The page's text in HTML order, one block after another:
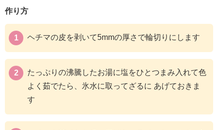
作り方
ヘチマの皮を剥いて5mmの厚さで輪切りにします
たっぷりの沸騰したお湯に塩をひとつまみ入れて色
よく茹でたら、氷水に取ってざるに あげておきま
す